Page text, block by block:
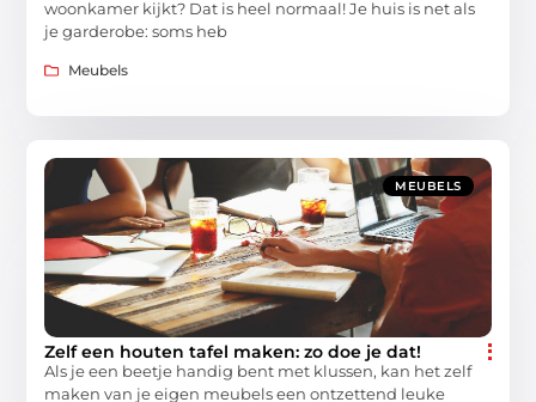
woonkamer kijkt? Dat is heel normaal! Je huis is net als
je garderobe: soms heb
Meubels
MEUBELS
Zelf een houten tafel maken: zo doe je dat!
Als je een beetje handig bent met klussen, kan het zelf
maken van je eigen meubels een ontzettend leuke